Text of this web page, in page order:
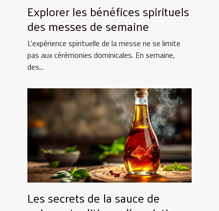
Explorer les bénéfices spirituels
des messes de semaine
L'expérience spirituelle de la messe ne se limite
pas aux cérémonies dominicales. En semaine,
des...
Les secrets de la sauce de